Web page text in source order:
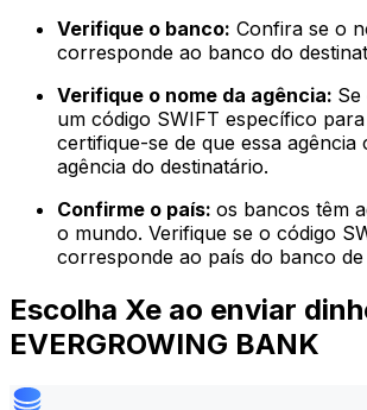
Verifique o banco: Confira se o
corresponde ao banco do
Verifique o nome da agência: Se
um código SWIFT específico
certifique-se de que essa
agência do destinatário.
Confirme o país: os bancos têm
o mundo. Verifique se o código
corresponde ao país do banco de
Escolha Xe ao enviar
EVERGROWING BANK